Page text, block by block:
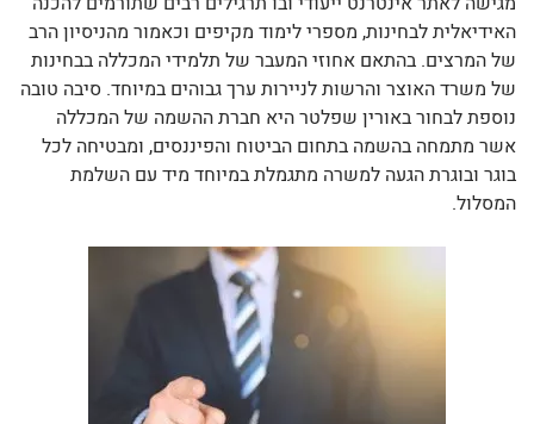
האידיאלית לבחינות, מספרי לימוד מקיפים וכאמור מהניסיון הרב
של המרצים. בהתאם אחוזי המעבר של תלמידי המכללה בבחינות
של משרד האוצר והרשות לניירות ערך גבוהים במיוחד. סיבה טובה
נוספת לבחור באורין שפלטר היא חברת ההשמה של המכללה
אשר מתמחה בהשמה בתחום הביטוח והפיננסים, ומבטיחה לכל
בוגר ובוגרת הגעה למשרה מתגמלת במיוחד מיד עם השלמת
המסלול.